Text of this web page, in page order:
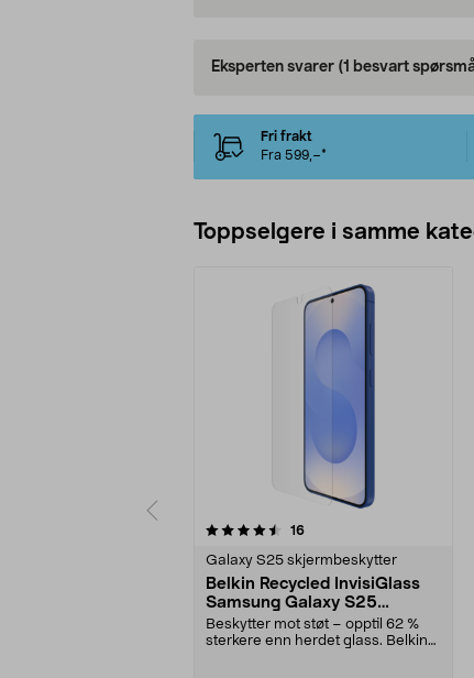
Eksperten svarer (1 besvart
Fri frakt
Fra 599,–*
Toppselgere i samme
16anmeldelser
Galaxy S25 skjermbeskytter
Belkin Recycled InvisiGlass
Samsung Galaxy S25
skjermbeskytter
Beskytter mot støt – opptil 62 %
sterkere enn herdet glass. Belkin
4.0 av 5 stjerner